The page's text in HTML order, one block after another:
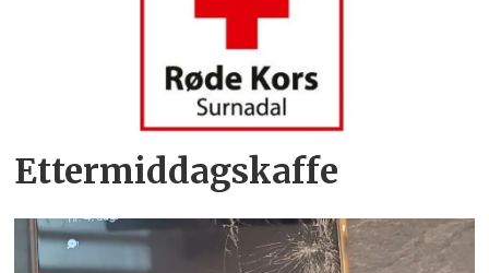
Ettermiddagskaffe